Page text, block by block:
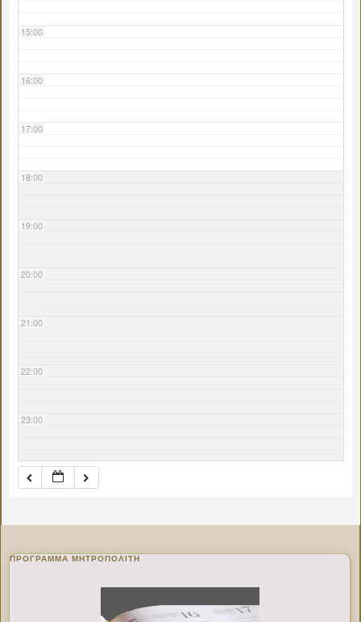
15:00
16:00
17:00
18:00
19:00
20:00
21:00
22:00
23:00
ΠΡΌΓΡΑΜΜΑ ΜΗΤΡΟΠΟΛΊΤΗ